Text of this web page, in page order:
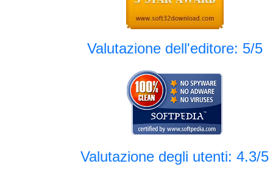
Valutazione dell'editore: 5/5
Valutazione degli utenti: 4.3/5